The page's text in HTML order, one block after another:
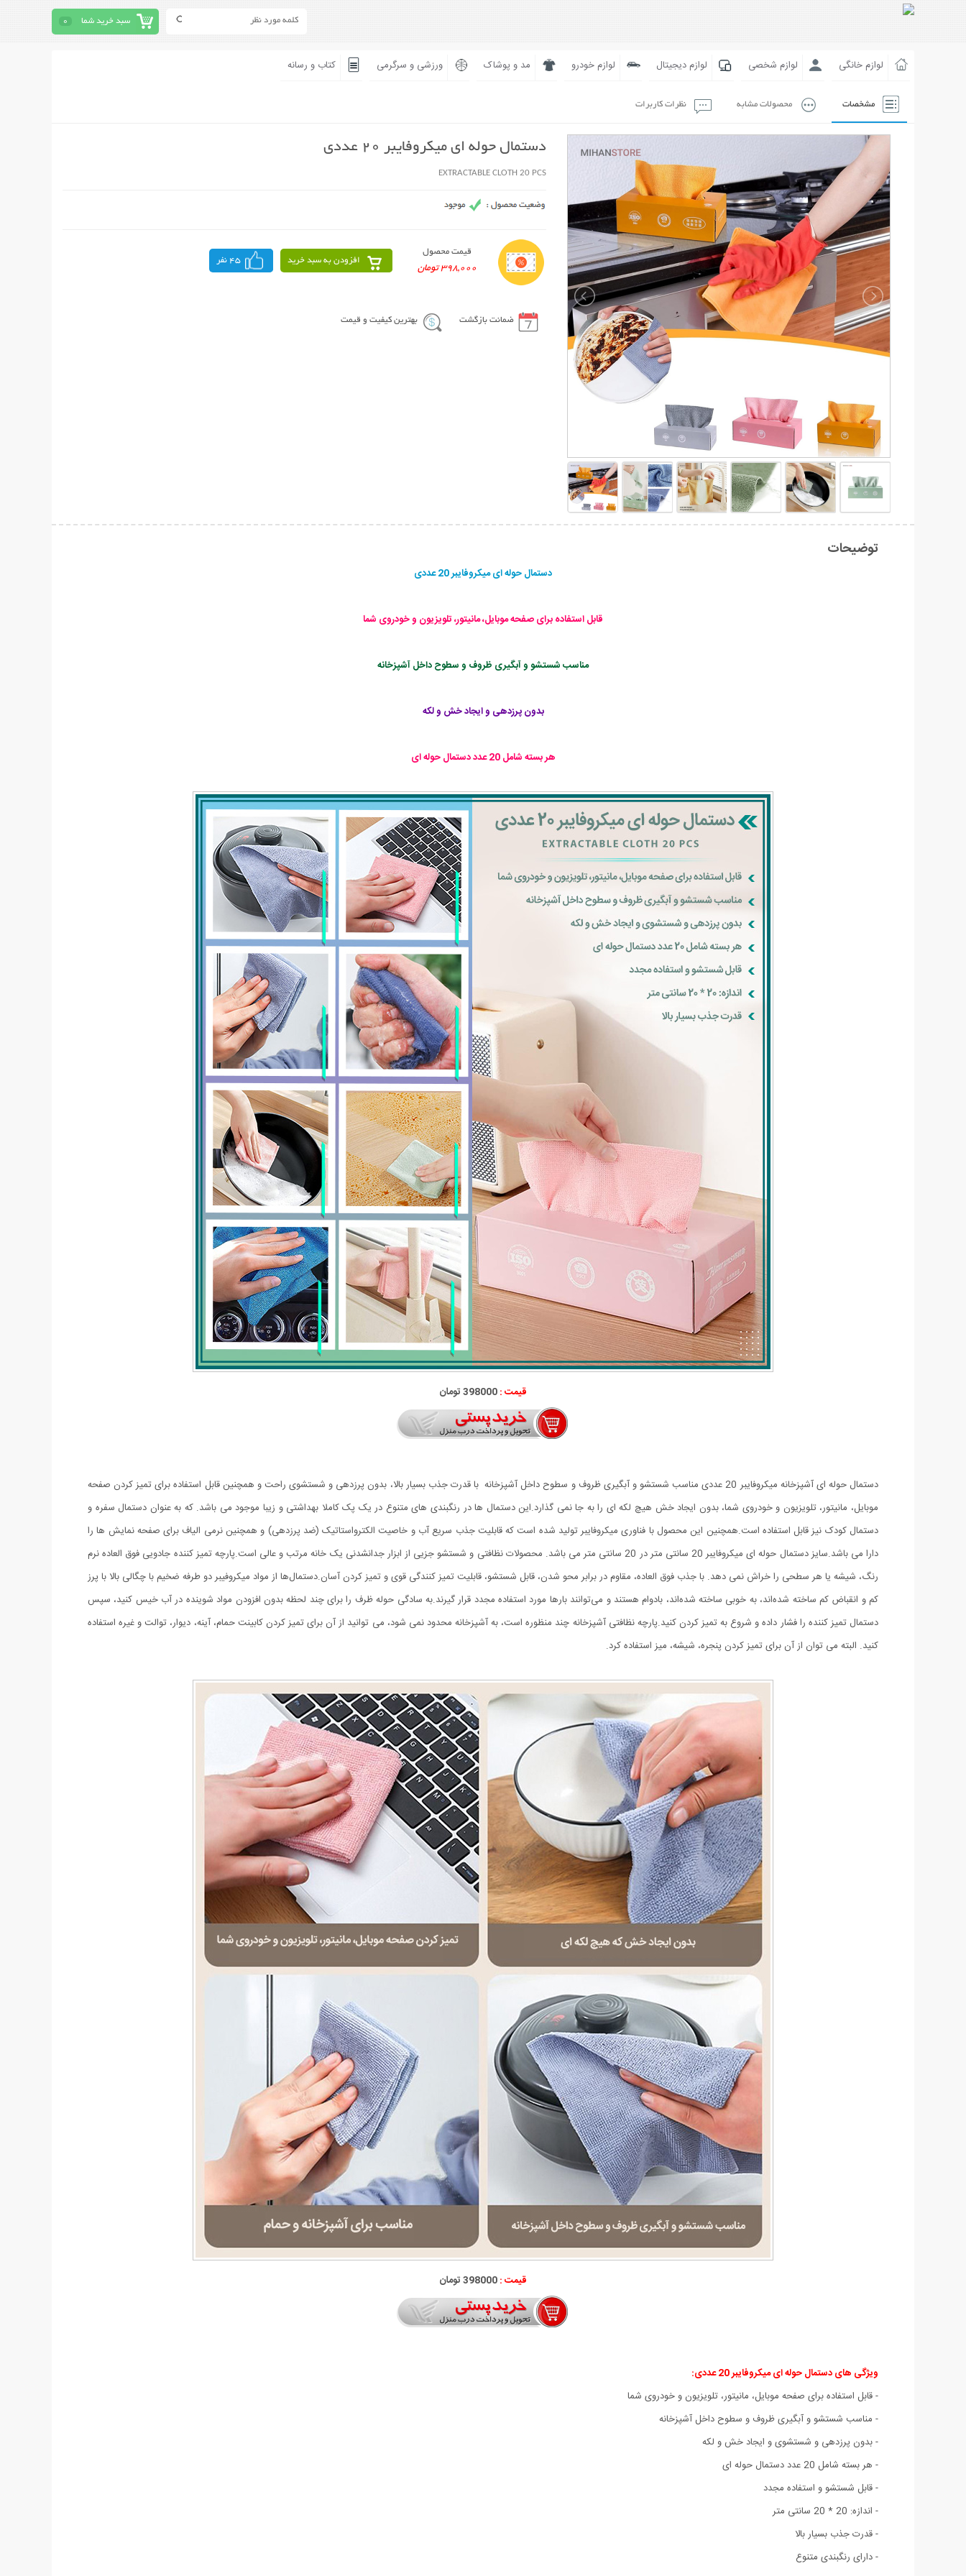
سبد خرید شما 0
لوازم خانگی لوازم شخصی لوازم دیجیتال لوازم خودرو مد و پوشاک ورزشی و سرگرمی کتاب و رسانه
مشخصات محصولات مشابه نظرات کاربرات
دستمال حوله ای میکروفایبر 20 عددی
EXTRACTABLE CLOTH 20 PCS
قیمت محصول
398,000 تومان
افزودن به سبد خرید 45 نفر
ضمانت بازگشت بهترین کیفیت و قیمت
توضیحات
دستمال حوله ای میکروفایبر 20 عددی
قابل استفاده برای صفحه موبایل، مانیتور، تلویزیون و خودروی شما
مناسب شستشو و آبگیری ظروف و سطوح داخل آشپزخانه
بدون پرزدهی و ایجاد خش و لکه
هر بسته شامل 20 عدد دستمال حوله ای
قیمت :398000 تومان
دستمال حوله ای آشپزخانه میکروفایبر 20 عددی مناسب شستشو و آبگیری ظروف و سطوح داخل آشپزخانه با قدرت جذب بسیار بالا، بدون پرزدهی و شستشوی راحت و همچنین قابل استفاده برای تمیز کردن صفحه
موبایل، مانیتور، تلویزیون و خودروی شما، بدون ایجاد خش هیچ لکه ای را به جا نمی گذارد.این دستمال ها در رنگبندی های متنوع در یک پک کاملا بهداشتی و زیبا موجود می باشد. که به عنوان دستمال سفره و
دستمال کودک نیز قابل استفاده است.همچنین این محصول با فناوری میکروفایبر تولید شده است که قابلیت جذب سریع آب و خاصیت الکترواستاتیک (ضد پرزدهی) و همچنین نرمی الیاف برای صفحه نمایش ها را
دارا می باشد.سایز دستمال حوله ای میکروفایبر 20 سانتی متر در 20 سانتی متر می باشد. محصولات نظافتی و شستشو جزیی از ابزار جدانشدنی یک خانه مرتب و عالی است.پارچه تمیز کننده جادویی فوق العاده نرم
رنگ، شیشه یا هر سطحی را خراش نمی دهد. با جذب فوق العاده، مقاوم در برابر محو شدن، قابل شستشو، قابلیت تمیز کنندگی قوی و تمیز کردن آسان.دستمال‌ها از مواد میکروفیبر دو طرفه ضخیم با چگالی بالا با پرز
کم و انقباض کم ساخته شده‌اند، به خوبی ساخته شده‌اند، بادوام هستند و می‌توانند بارها مورد استفاده مجدد قرار گیرند.به سادگی حوله ظرف را برای چند لحظه بدون افزودن مواد شوینده در آب خیس کنید، سپس
دستمال تمیز کننده را فشار داده و شروع به تمیز کردن کنید.پارچه نظافتی آشپزخانه چند منظوره است، به آشپزخانه محدود نمی شود، می توانید از آن برای تمیز کردن کابینت حمام، آینه، دیوار، توالت و غیره استفاده
کنید. البته می توان از آن برای تمیز کردن پنجره، شیشه، میز استفاده کرد.
قیمت :398000 تومان
ویژگی های دستمال حوله ای میکروفایبر 20 عددی
:
- قابل استفاده برای صفحه موبایل، مانیتور، تلویزیون و خودروی شما
- مناسب شستشو و آبگیری ظروف و سطوح داخل آشپزخانه
- بدون پرزدهی و شستشوی و ایجاد خش و لکه
- هر بسته شامل 20 عدد دستمال حوله ای
- قابل شستشو و استفاده مجدد
- اندازه: 20 * 20 سانتی متر
- قدرت جذب بسیار بالا
- دارای رنگبندی متنوع